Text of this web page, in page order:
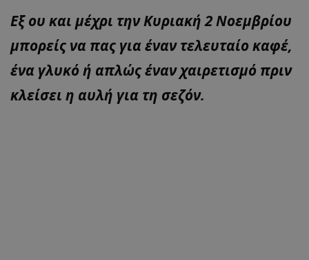
Εξ ου και μέχρι την Κυριακή 2 Νοεμβρίου
μπορείς να πας για έναν τελευταίο καφέ,
ένα γλυκό ή απλώς έναν χαιρετισμό πριν
κλείσει η αυλή για τη σεζόν.